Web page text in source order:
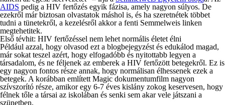
AIDS pedig a HIV fertőzés egyik fázisa, amely nagyon súlyos. De
ezekről már biztosan olvastatok máshol is, és ha szeretnétek többet
tudni a tünetekről, a kezelésről akkor a fenti Semmelweis linken
megtehetitek.
Első tévhit: HIV fertőzéssel nem lehet normális életet élni
Például azzal, hogy olvasod ezt a blogbejegyzést és edukálod magad,
már sokat teszel azért, hogy elfogadóbb és nyitottabb legyen a
társadalom, és ne féljenek az emberek a HIV fertőzött betegekről. Ez is
egy nagyon fontos része annak, hogy normálisan élhessenek ezek a
betegek. A korábban említett Magic dokumentumfilm nagyon
szívszorító része, amikor egy 6-7 éves kislány zokog keservesen, hogy
félnek tőle a társai az iskolában és senki sem akar vele játszani a
szünetben.